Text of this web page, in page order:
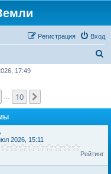
Вход
Регистрация
к
17:49
10
2026, 15:11
Рейтинг